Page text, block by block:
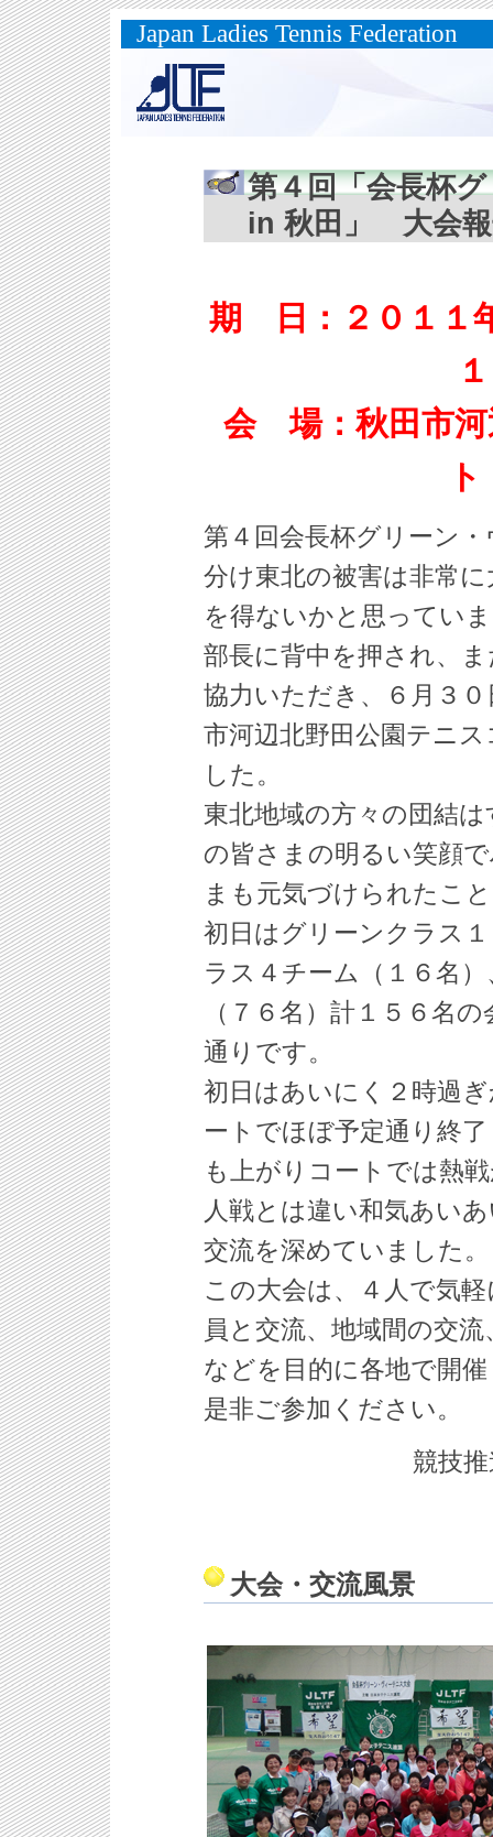
Japan Ladies Tennis Federation
第４回「会長杯
in 秋田」 大会
期 日：２０１１
会 場：秋田市河
第４回会長杯グリーン
分け東北の被害は非常
を得ないかと思ってい
部長に背中を押され、
協力いただき、６月３
市河辺北野田公園テニ
した。
東北地域の方々の団結
の皆さまの明るい笑顔
まも元気づけられたこ
初日はグリーンクラス
ラス４チーム（１６名
（７６名）計１５６名
通りです。
初日はあいにく２時過
ートでほぼ予定通り終
も上がりコートでは熱
人戦とは違い和気あい
交流を深めていました。
この大会は、４人で気
員と交流、地域間の交
などを目的に各地で開
是非ご参加ください。
競技
大会・交流風景